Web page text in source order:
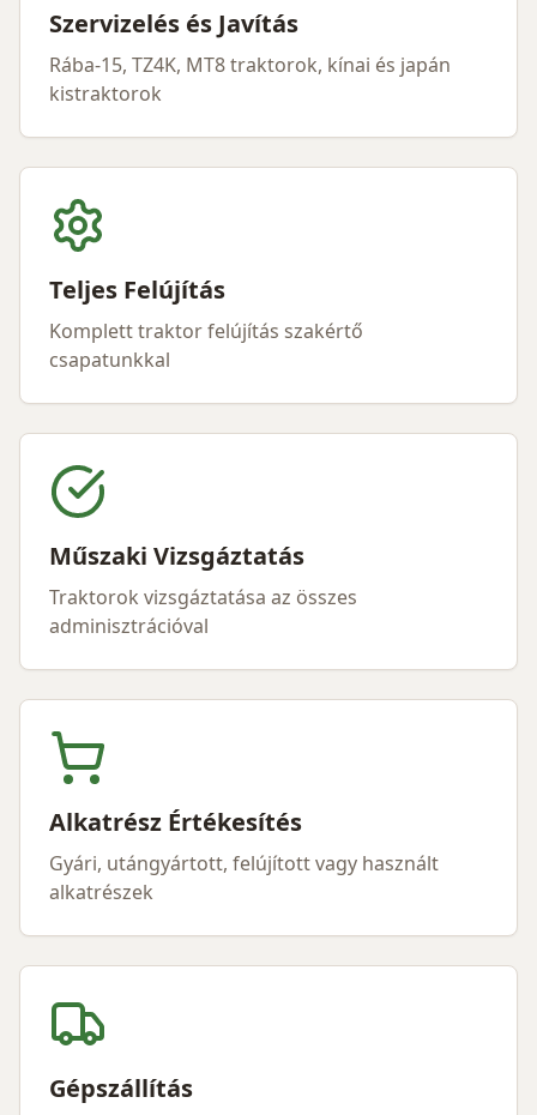
Szervizelés és Javítás
Rába-15, TZ4K, MT8 traktorok, kínai és japán
kistraktorok
Teljes Felújítás
Komplett traktor felújítás szakértő
csapatunkkal
Műszaki Vizsgáztatás
Traktorok vizsgáztatása az összes
adminisztrációval
Alkatrész Értékesítés
Gyári, utángyártott, felújított vagy használt
alkatrészek
Gépszállítás